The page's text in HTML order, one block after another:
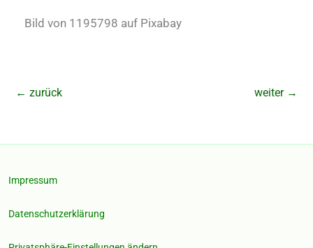
Bild von 1195798 auf Pixabay
← zurück weiter →
Impressum
Datenschutzerklärung